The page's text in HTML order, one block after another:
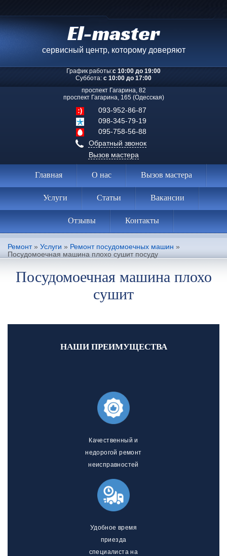
El-master
сервисный центр, которому доверяют
График работы:с 10:00 до 19:00
Суббота: с 10:00 до 17:00
проспект Гагарина, 82
проспект Гагарина, 165 (Одесская)
093-952-86-87
098-345-79-19
095-758-56-88
Обратный звонок
Вызов мастера
Главная О нас Вызов мастера
Услуги Статьи Вакансии
Отзывы Контакты
Ремонт» Услуги » Ремонт посудомоечных машин »
Посудомоечная машина плохо сушит посуду
Посудомоечная машина плохо
сушит
НАШИ ПРЕИМУЩЕСТВА
Качественный и
недорогой ремонт
неисправностей
Удобное время
приезда
специалиста на